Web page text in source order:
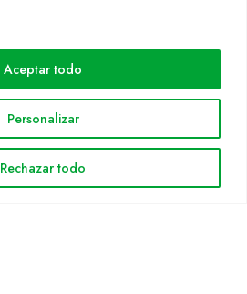
Personalizar
Rechazar todo
Aceptar todo